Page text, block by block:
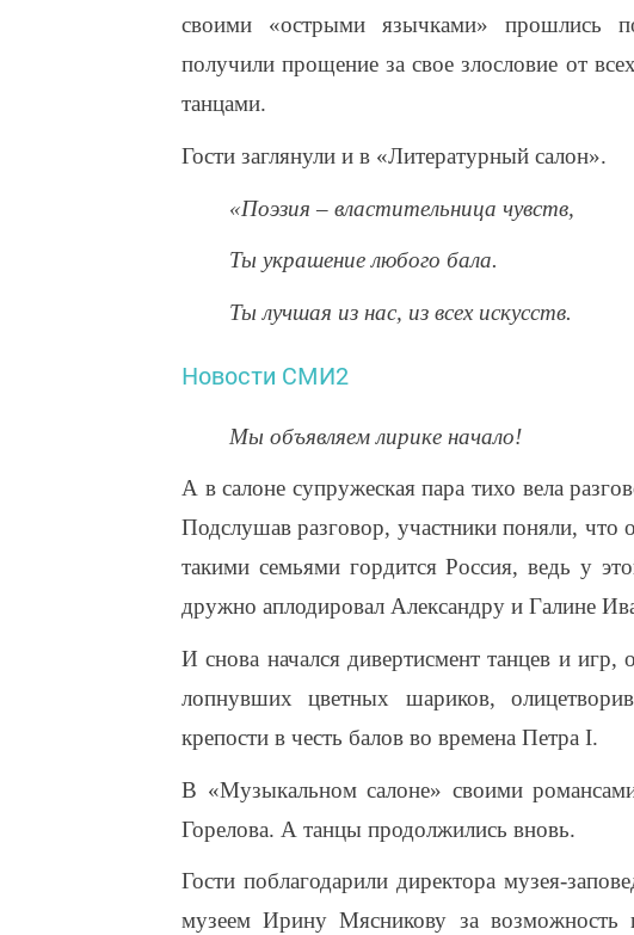
своими «острыми язычками» прошлись
получили прощение за свое злословие от
танцами.
Гости заглянули и в «Литературный салон».
«Поэзия – властительница чувств,
Ты украшение любого бала.
Ты лучшая из нас, из всех искусств.
Новости СМИ2
Мы объявляем лирике начало!
А в салоне супружеская пара тихо вела
Подслушав разговор, участники поняли,
такими семьями гордится Россия, ведь у
дружно аплодировал Александру и Галине
И снова начался дивертисмент танцев и игр,
лопнувших цветных шариков,
крепости в честь балов во времена Петра I.
В «Музыкальном салоне» своими
Горелова. А танцы продолжились вновь.
Гости поблагодарили директора музея-
музеем Ирину Мясникову за возможность